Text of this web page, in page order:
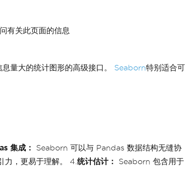
有关此页面的信息
量大的统计图形的高级接口。 Seaborn特别适合可
集成：
Seaborn 可以与 Pandas 数据结构无缝协
力，更易于理解。 4. 统计估计：
Seaborn 包含用于